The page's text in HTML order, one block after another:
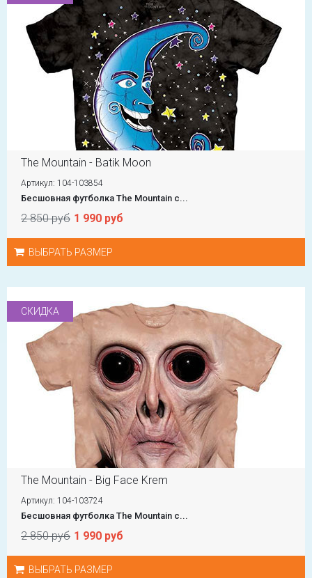
The Mountain - Batik Moon
Артикул: 104-103854
Бесшовная футболка The Mountain с...
2 850 руб 1 990 руб
ВЫБРАТЬ РАЗМЕР
СКИДКА
The Mountain - Big Face Krem
Артикул: 104-103724
Бесшовная футболка The Mountain с...
2 850 руб 1 990 руб
ВЫБРАТЬ РАЗМЕР